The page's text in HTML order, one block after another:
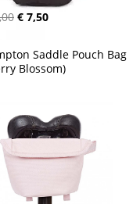
€ 7,50
Saddle Pouch Bag
Blossom)